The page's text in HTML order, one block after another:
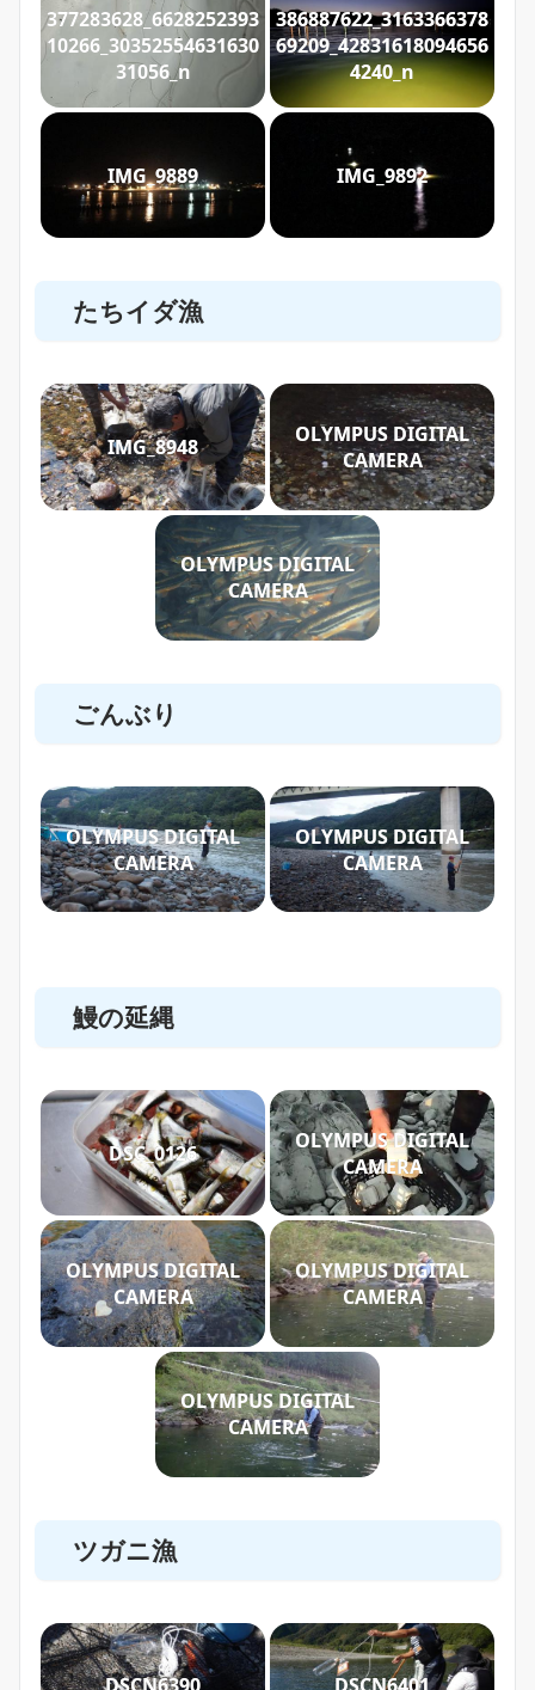
377283628_6628252393
10266_30352554631630
31056_n
386887622_3163366378
69209_42831618094656
4240_n
IMG_9889 IMG_9892
たちイダ漁
IMG_8948
OLYMPUS DIGITAL
CAMERA
OLYMPUS DIGITAL
CAMERA
ごんぶり
OLYMPUS DIGITAL
CAMERA
OLYMPUS DIGITAL
CAMERA
鰻の延縄
DSC_0126
OLYMPUS DIGITAL
CAMERA
OLYMPUS DIGITAL
CAMERA
OLYMPUS DIGITAL
CAMERA
OLYMPUS DIGITAL
CAMERA
ツガニ漁